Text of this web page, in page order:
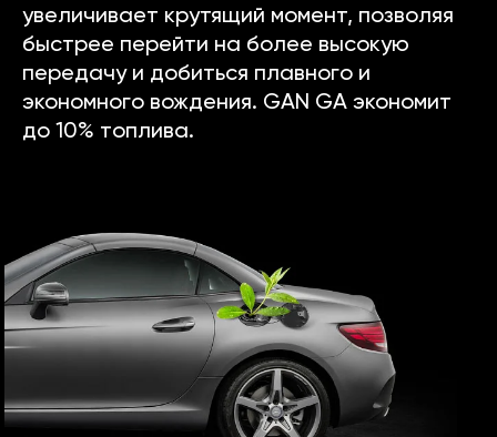
увеличивает крутящий момент, позволяя
быстрее перейти на более высокую
передачу и добиться плавного и
экономного вождения. GAN GA экономит
до 10% топлива.